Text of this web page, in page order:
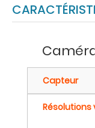
Capteur
Résolutions